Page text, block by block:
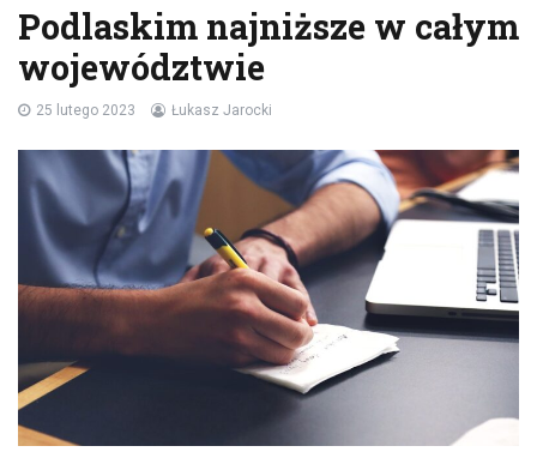
Podlaskim najniższe w całym
województwie
25 lutego 2023 Łukasz Jarocki